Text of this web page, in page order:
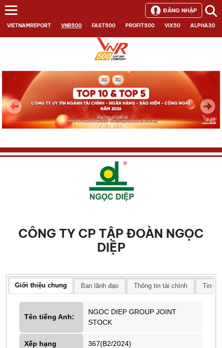
VIETNAMREPORT VNR500 FAST500 PROFIT500 VIX50 ALPHA30
ĐĂNG NHẬP
Next
CÔNG TY CP TẬP ĐOÀN NGỌC
DIỆP
Giới thiệu chung Ban lãnh đạo Thông tin tài chính Tin
Tên tiếng Anh:
NGOC DIEP GROUP JOINT
STOCK
Xếp hạng
367(B2/2024)